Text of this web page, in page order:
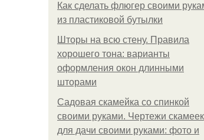
Как сделать флюгер своими
из пластиковой бутылки
Шторы на всю стену. Правила
хорошего тона: варианты
оформления окон длинными
шторами
Садовая скамейка со спинкой
своими руками. Чертежи скамеек
для дачи своими руками: фото и